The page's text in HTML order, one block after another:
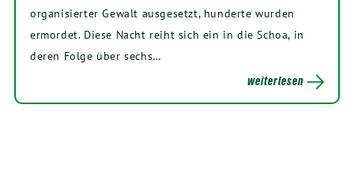
organisierter Gewalt ausgesetzt, hunderte wurden
ermordet. Diese Nacht reiht sich ein in die Schoa, in
deren Folge über sechs…
weiterlesen